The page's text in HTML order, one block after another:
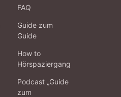
FAQ
Guide zum
Guide
How to
Hörspaziergang
Podcast „Guide
zum